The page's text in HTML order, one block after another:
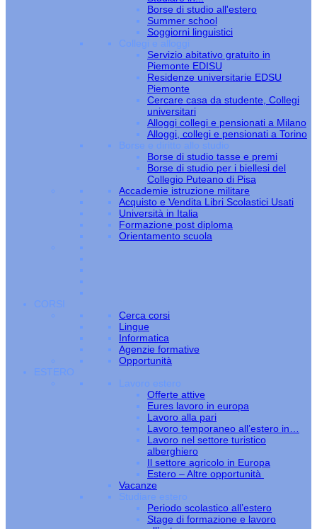
Borse di studio all'estero
Summer school
Soggiorni linguistici
Collegi e alloggi
Servizio abitativo gratuito in
Piemonte EDISU
Residenze universitarie EDSU
Piemonte
Cercare casa da studente, Collegi
universitari
Alloggi collegi e pensionati a Milano
Alloggi, collegi e pensionati a Torino
Borse e diritto allo studio
Borse di studio tasse e premi
Borse di studio per i biellesi del
Collegio Puteano di Pisa
Accademie istruzione militare
Acquisto e Vendita Libri Scolastici Usati
Università in Italia
Formazione post diploma
Orientamento scuola
CORSI
Cerca corsi
Lingue
Informatica
Agenzie formative
Opportunità
ESTERO
Lavoro estero
Offerte attive
Eures lavoro in europa
Lavoro alla pari
Lavoro temporaneo all’estero in…
Lavoro nel settore turistico
alberghiero
Il settore agricolo in Europa
Estero – Altre opportunità
Vacanze
Studiare estero
Periodo scolastico all’estero
Stage di formazione e lavoro